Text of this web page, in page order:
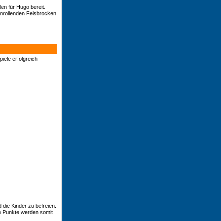
für Hugo bereit.
Felsbrocken
erfolgreich
Kinder zu befreien.
Punkte werden somit